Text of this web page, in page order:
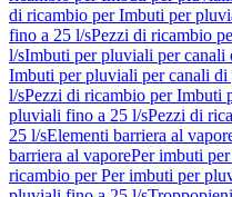
di ricambio per Imbuti per
fino a 25 l/sPezzi di ricambio
l/sImbuti per pluviali per canali
Imbuti per pluviali per canali di
l/sPezzi di ricambio per Imbuti
pluviali fino a 25 l/sPezzi di
25 l/sElementi barriera al
barriera al vaporePer imbuti
ricambio per Per imbuti per